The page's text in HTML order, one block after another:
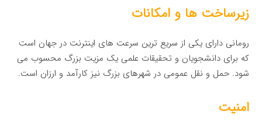
زیرساخت ها و امکانات
رومانی دارای یکی از سریع ترین سرعت های اینترنت در جهان است
که برای دانشجویان و تحقیقات علمی یک مزیت بزرگ محسوب می
شود. حمل و نقل عمومی در شهرهای بزرگ نیز کارآمد و ارزان است.
امنیت